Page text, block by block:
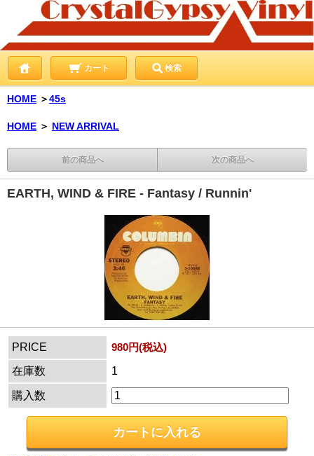
カート 検索
HOME ＞45s
HOME ＞ NEW ARRIVAL
前の商品へ 次の商品へ
EARTH, WIND & FIRE - Fantasy / Runnin'
PRICE
980円(税込)
在庫数
1
購入数